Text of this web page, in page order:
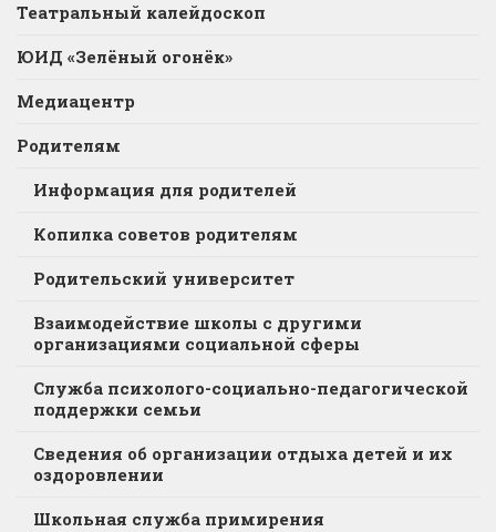
Театральный калейдоскоп
ЮИД «Зелёный огонёк»
Медиацентр
Родителям
Информация для родителей
Копилка советов родителям
Родительский университет
Взаимодействие школы с другими
организациями социальной сферы
Служба психолого-социально-педагогической
поддержки семьи
Сведения об организации отдыха детей и их
оздоровлении
Школьная служба примирения